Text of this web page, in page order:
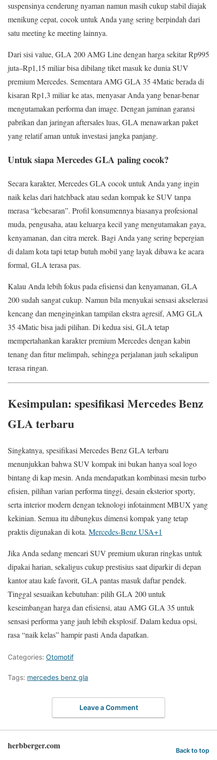
suspensinya cenderung nyaman namun masih cukup stabil diajak
menikung cepat, cocok untuk Anda yang sering berpindah dari
satu meeting ke meeting lainnya.
Dari sisi value, GLA 200 AMG Line dengan harga sekitar Rp995
juta–Rp1,15 miliar bisa dibilang tiket masuk ke dunia SUV
premium Mercedes. Sementara AMG GLA 35 4Matic berada di
kisaran Rp1,3 miliar ke atas, menyasar Anda yang benar-benar
mengutamakan performa dan image. Dengan jaminan garansi
pabrikan dan jaringan aftersales luas, GLA menawarkan paket
yang relatif aman untuk investasi jangka panjang.
Untuk siapa Mercedes GLA paling cocok?
Secara karakter, Mercedes GLA cocok untuk Anda yang ingin
naik kelas dari hatchback atau sedan kompak ke SUV tanpa
merasa “kebesaran”. Profil konsumennya biasanya profesional
muda, pengusaha, atau keluarga kecil yang mengutamakan gaya,
kenyamanan, dan citra merek. Bagi Anda yang sering bepergian
di dalam kota tapi tetap butuh mobil yang layak dibawa ke acara
formal, GLA terasa pas.
Kalau Anda lebih fokus pada efisiensi dan kenyamanan, GLA
200 sudah sangat cukup. Namun bila menyukai sensasi akselerasi
kencang dan menginginkan tampilan ekstra agresif, AMG GLA
35 4Matic bisa jadi pilihan. Di kedua sisi, GLA tetap
mempertahankan karakter premium Mercedes dengan kabin
tenang dan fitur melimpah, sehingga perjalanan jauh sekalipun
terasa ringan.
Kesimpulan: spesifikasi Mercedes Benz
GLA terbaru
Singkatnya, spesifikasi Mercedes Benz GLA terbaru
menunjukkan bahwa SUV kompak ini bukan hanya soal logo
bintang di kap mesin. Anda mendapatkan kombinasi mesin turbo
efisien, pilihan varian performa tinggi, desain eksterior sporty,
serta interior modern dengan teknologi infotainment MBUX yang
kekinian. Semua itu dibungkus dimensi kompak yang tetap
praktis digunakan di kota. Mercedes-Benz USA+1
Jika Anda sedang mencari SUV premium ukuran ringkas untuk
dipakai harian, sekaligus cukup prestisius saat diparkir di depan
kantor atau kafe favorit, GLA pantas masuk daftar pendek.
Tinggal sesuaikan kebutuhan: pilih GLA 200 untuk
keseimbangan harga dan efisiensi, atau AMG GLA 35 untuk
sensasi performa yang jauh lebih eksplosif. Dalam kedua opsi,
rasa “naik kelas” hampir pasti Anda dapatkan.
Categories: Otomotif
Tags: mercedes benz gla
Leave a Comment
herbberger.com Back to top